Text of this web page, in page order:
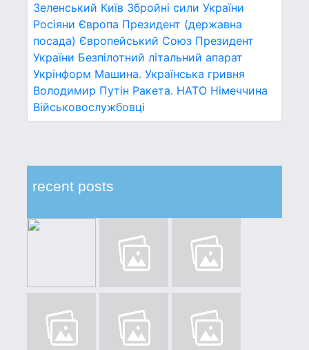
Зеленський Київ Збройні сили України
Росіяни Європа Президент (державна
посада) Європейський Союз Президент
України Безпілотний літальний апарат
Укрінформ Машина. Українська гривня
Володимир Путін Ракета. НАТО Німеччина
Військовослужбовці
recent posts